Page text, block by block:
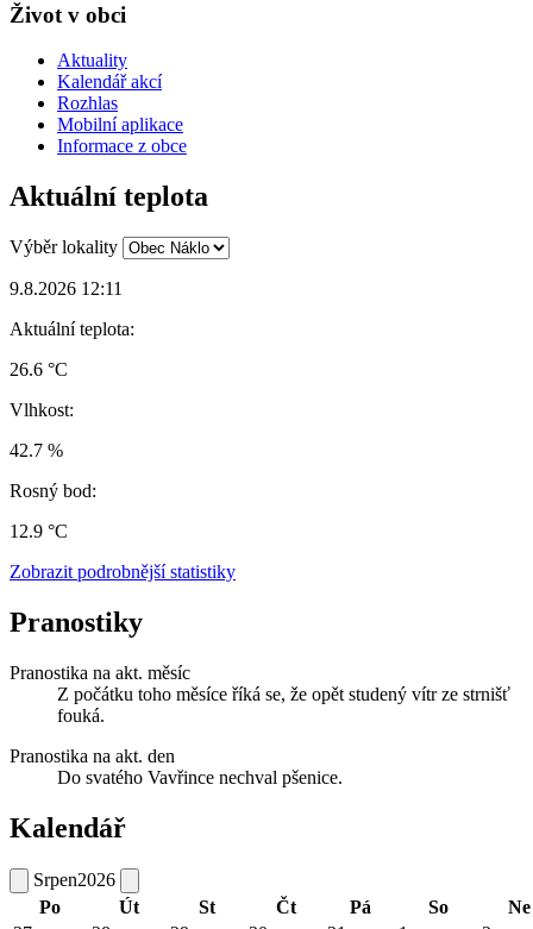
Život v obci
Aktuality
Kalendář akcí
Rozhlas
Mobilní aplikace
Informace z obce
Aktuální teplota
Výběr lokality
9.8.2026 12:11
Aktuální teplota:
26.6 °C
Vlhkost:
42.7 %
Rosný bod:
12.9 °C
Zobrazit podrobnější statistiky
Pranostiky
Pranostika na akt. měsíc
Z počátku toho měsíce říká se, že opět studený vítr ze strnišť
fouká.
Pranostika na akt. den
Do svatého Vavřince nechval pšenice.
Kalendář
Srpen2026
Po
Út St Čt Pá So
Ne